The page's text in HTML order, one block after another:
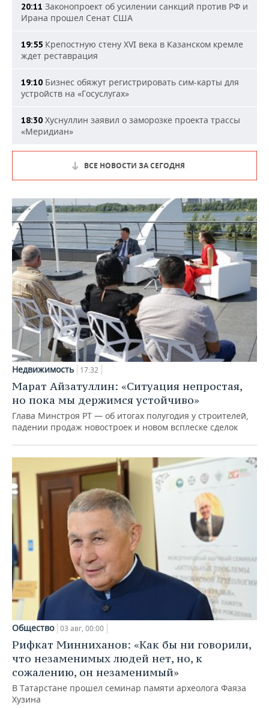
20:11 Законопроект об усилении санкций против РФ и
Ирана прошел Сенат США
19:55 Крепостную стену XVI века в Казанском кремле
ждет реставрация
19:10 Бизнес обяжут регистрировать сим-карты для
устройств на «Госуслугах»
18:30 Хуснуллин заявил о заморозке проекта трассы
«Меридиан»
ВСЕ НОВОСТИ ЗА СЕГОДНЯ
Недвижимость 17:32
Марат Айзатуллин: «Ситуация непростая,
но пока мы держимся устойчиво»
Глава Минстроя РТ — об итогах полугодия у строителей,
падении продаж новостроек и новом всплеске сделок
Общество 03 авг, 00:00
Рифкат Минниханов: «Как бы ни говорили,
что незаменимых людей нет, но, к
сожалению, он незаменимый»
В Татарстане прошел семинар памяти археолога Фаяза
Хузина